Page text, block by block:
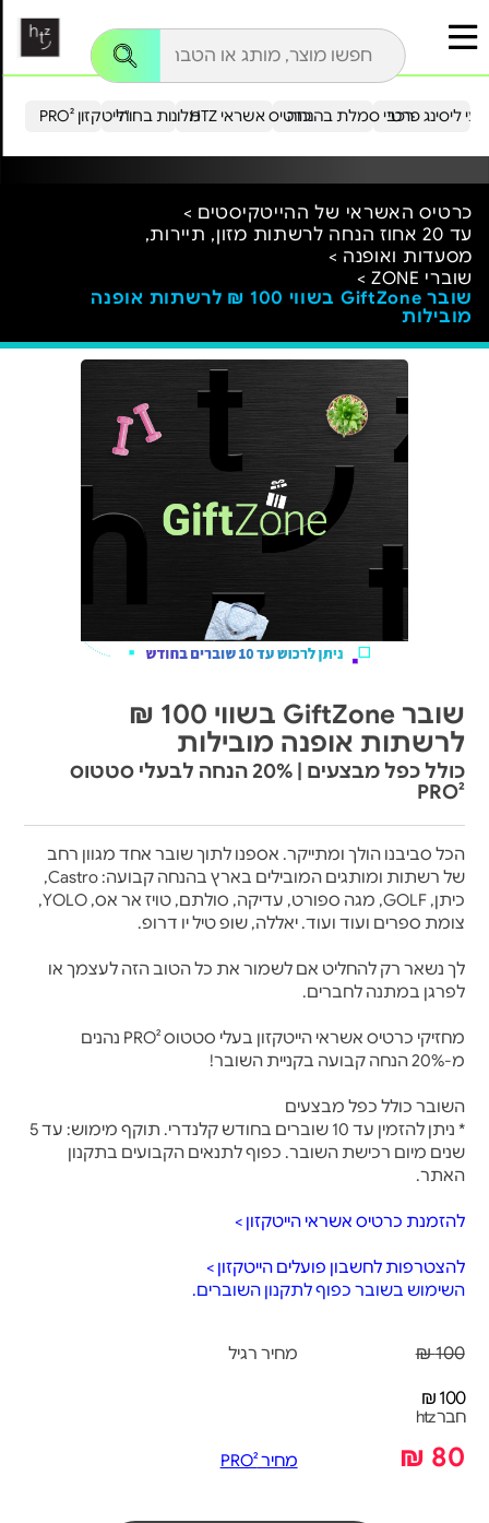
הייטקזון PRO²מלונות בחו"ל כרטיס אשראי HTZ ליסינג פרטירכבי סמלת בהנחה
כרטיס האשראי של ההייטקיסטים >
עד 20 אחוז הנחה לרשתות מזון, תיירות,
מסעדות ואופנה >
שוברי ZONE >
שובר GiftZone בשווי 100 ₪ לרשתות אופנה
מובילות
שובר GiftZone בשווי 100 ₪
לרשתות אופנה מובילות
כולל כפל מבצעים | 20% הנחה לבעלי סטטוס
PRO²
הכל סביבנו הולך ומתייקר. אספנו לתוך שובר אחד מגוון רחב
של רשתות ומותגים המובילים בארץ בהנחה קבועה: Castro,
כיתן, GOLF, מגה ספורט, עדיקה, סולתם, טויז אר אס, YOLO,
צומת ספרים ועוד ועוד. יאללה, שופ טיל יו דרופ.
לך נשאר רק להחליט אם לשמור את כל הטוב הזה לעצמך או
לפרגן במתנה לחברים.
מחזיקי כרטיס אשראי הייטקזון בעלי סטטוס PRO² נהנים
מ-20% הנחה קבועה בקניית השובר!
השובר כולל כפל מבצעים
* ניתן להזמין עד 10 שוברים בחודש קלנדרי. תוקף מימוש: עד 5
שנים מיום רכישת השובר. כפוף לתנאים הקבועים בתקנון
האתר.
להזמנת כרטיס אשראי הייטקזון >
להצטרפות לחשבון פועלים הייטקזון >
השימוש בשובר כפוף לתקנון השוברים.
100 ₪ מחיר רגיל
100 ₪
חבר htz
80 ₪ מחיר PRO²